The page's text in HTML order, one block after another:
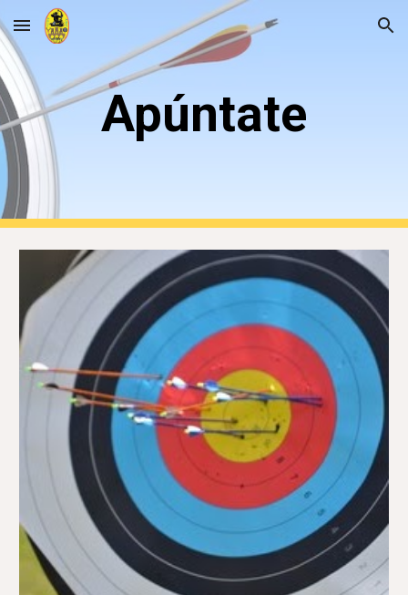
Skip to main content Skip to navigation
Apúntate